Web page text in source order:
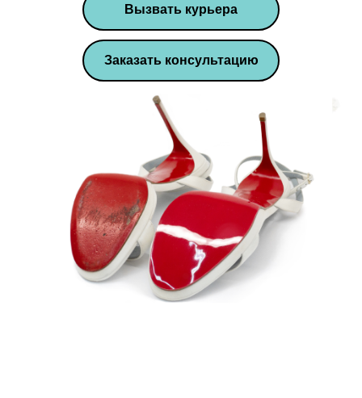
Вызвать курьера
Заказать консультацию